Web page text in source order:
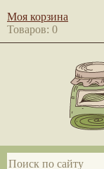
Моя корзина
Товаров: 0